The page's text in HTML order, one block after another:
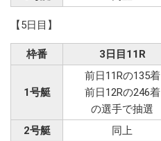
【5日目】
枠番 3日目11R
1号艇
前日11Rの135着
前日12Rの246着
の選手で抽選
2号艇
同上